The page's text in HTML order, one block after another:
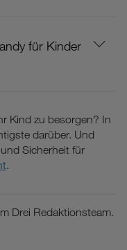
für Kinder
Kind zu besorgen? In
darüber. Und
Sicherheit für
.
Drei Redaktionsteam.